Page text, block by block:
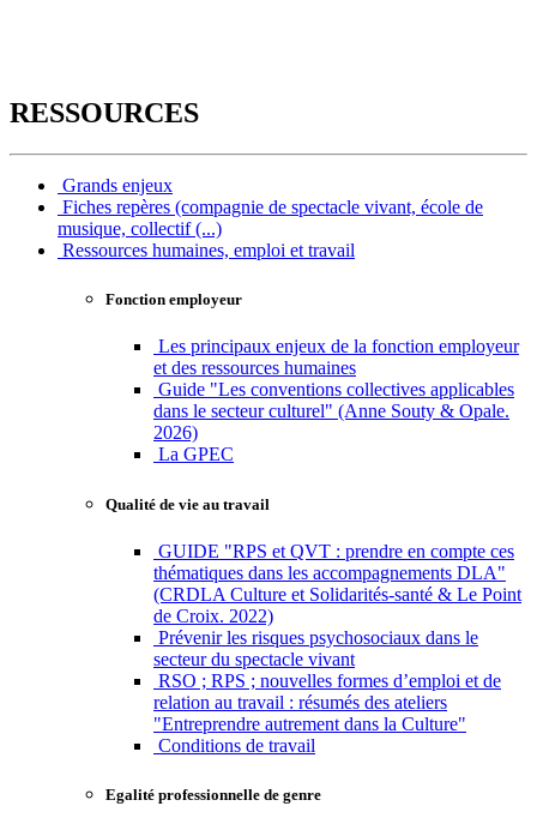
RESSOURCES
Grands enjeux
Fiches repères (compagnie de spectacle vivant, école de
musique, collectif (...)
Ressources humaines, emploi et travail
Fonction employeur
Les principaux enjeux de la fonction employeur
et des ressources humaines
Guide "Les conventions collectives applicables
dans le secteur culturel" (Anne Souty & Opale.
2026)
La GPEC
Qualité de vie au travail
GUIDE "RPS et QVT : prendre en compte ces
thématiques dans les accompagnements DLA"
(CRDLA Culture et Solidarités-santé & Le Point
de Croix. 2022)
Prévenir les risques psychosociaux dans le
secteur du spectacle vivant
RSO ; RPS ; nouvelles formes d’emploi et de
relation au travail : résumés des ateliers
"Entreprendre autrement dans la Culture"
Conditions de travail
Egalité professionnelle de genre